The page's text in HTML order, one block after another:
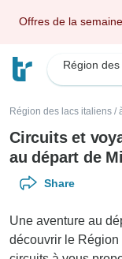
Offres de la semaine
Région des lacs italiens /
Circuits et
au départ de
Share
Une aventure au
découvrir le